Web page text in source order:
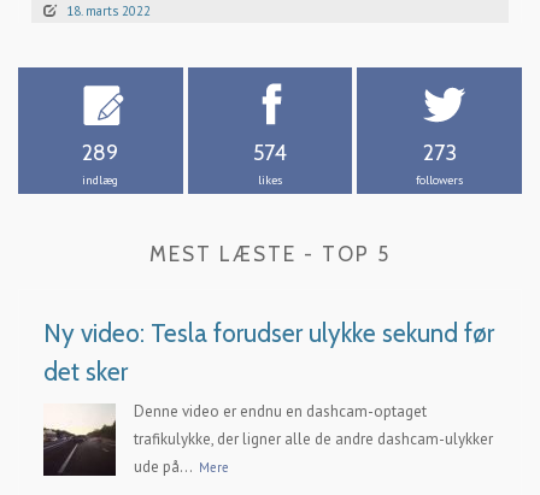
18. marts 2022
289
indlæg
574
likes
273
followers
MEST LÆSTE - TOP 5
Ny video: Tesla forudser ulykke sekund før
det sker
Denne video er endnu en dashcam-optaget
trafikulykke, der ligner alle de andre dashcam-ulykker
ude på... Mere